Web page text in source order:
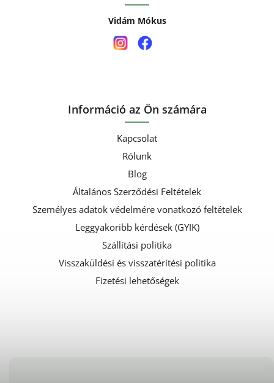
Vidám Mókus
Információ az Ön számára
Kapcsolat
Rólunk
Blog
Általános Szerződési Feltételek
Személyes adatok védelmére vonatkozó feltételek
Leggyakoribb kérdések (GYIK)
Szállítási politika
Visszaküldési és visszatérítési politika
Fizetési lehetőségek